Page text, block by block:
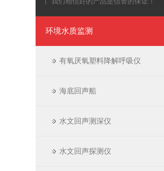
环境水质监测
有氧厌氧塑料降解呼吸仪
海底回声船
水文回声测深仪
水文回声探测仪